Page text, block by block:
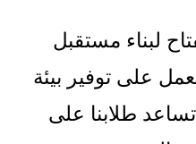
لبناء مستقبل
على توفير بيئة
طلابنا على